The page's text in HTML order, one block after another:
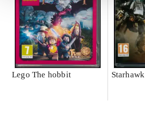
Lego The hobbit Starhawk